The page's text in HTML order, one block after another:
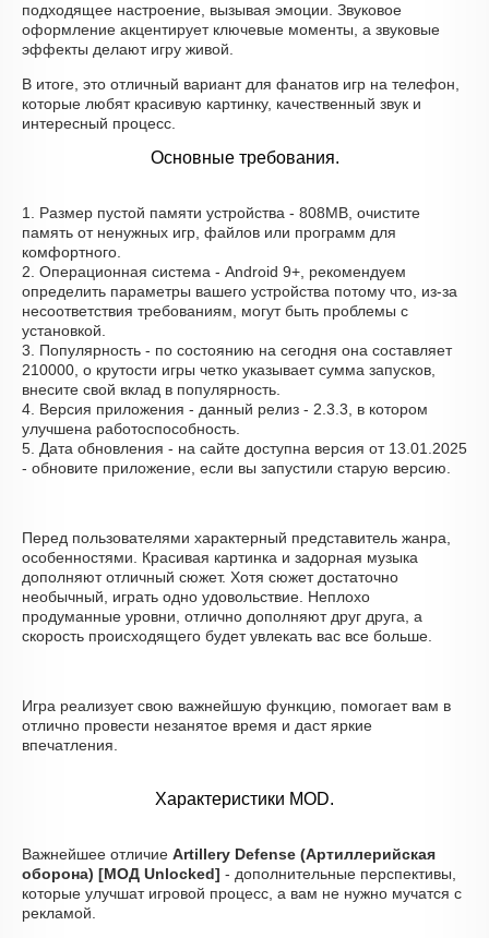
подходящее настроение, вызывая эмоции. Звуковое
оформление акцентирует ключевые моменты, а звуковые
эффекты делают игру живой.
В итоге, это отличный вариант для фанатов игр на телефон,
которые любят красивую картинку, качественный звук и
интересный процесс.
Основные требования.
1. Размер пустой памяти устройства - 808MB, очистите
память от ненужных игр, файлов или программ для
комфортного.
2. Операционная система - Android 9+, рекомендуем
определить параметры вашего устройства потому что, из-за
несоответствия требованиям, могут быть проблемы с
установкой.
3. Популярность - по состоянию на сегодня она составляет
210000, о крутости игры четко указывает сумма запусков,
внесите свой вклад в популярность.
4. Версия приложения - данный релиз - 2.3.3, в котором
улучшена работоспособность.
5. Дата обновления - на сайте доступна версия от 13.01.2025
- обновите приложение, если вы запустили старую версию.
Перед пользователями характерный представитель жанра,
особенностями. Красивая картинка и задорная музыка
дополняют отличный сюжет. Хотя сюжет достаточно
необычный, играть одно удовольствие. Неплохо
продуманные уровни, отлично дополняют друг друга, а
скорость происходящего будет увлекать вас все больше.
Игра реализует свою важнейшую функцию, помогает вам в
отлично провести незанятое время и даст яркие
впечатления.
Характеристики MOD.
Важнейшее отличие Artillery Defense (Артиллерийская
оборона) [МОД Unlocked] - дополнительные перспективы,
которые улучшат игровой процесс, а вам не нужно мучатся с
рекламой.